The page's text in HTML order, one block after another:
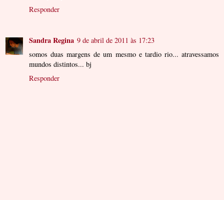
Responder
Sandra Regina 9 de abril de 2011 às 17:23
somos duas margens de um mesmo e tardio rio... atravessamos
mundos distintos... bj
Responder